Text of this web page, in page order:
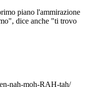
piano l'ammirazione
dice anche "ti trovo
nah-moh-RAH-tah/